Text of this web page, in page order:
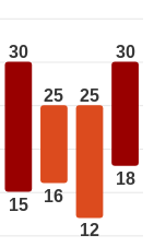
30
15
25
16
25
12
30
18